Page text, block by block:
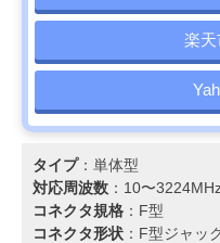
楽天
タイプ：単体型
対応周波数 ：10〜
コネクタ規格 ：F型
コネクタ形状 ：F型ジャッ